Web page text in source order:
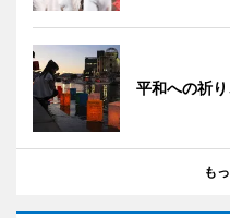
平和への祈
も